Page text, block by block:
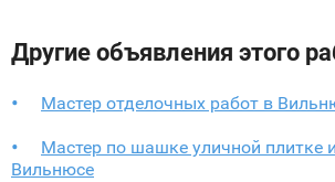
Другие объявления этого
Мастер отделочных работ в
Мастер по шашке уличной плитке
Вильнюсе